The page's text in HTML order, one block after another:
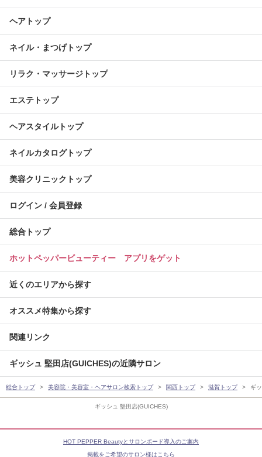
ギッシュ 堅田店(GUICHES)
ヘアトップ
ネイル・まつげトップ
リラク・マッサージトップ
エステトップ
ヘアスタイルトップ
ネイルカタログトップ
美容クリニックトップ
ログイン / 会員登録
総合トップ
ホットペッパービューティー アプリをゲット
近くのエリアから探す
オススメ特集から探す
関連リンク
ギッシュ 堅田店(GUICHES)の近隣サロン
総合トップ 美容院・美容室・ヘアサロン検索トップ 関西トップ 滋賀トップ ギ
HOT PEPPER Beautyとサロンボード導入のご案内
掲載をご希望のサロン様はこちら